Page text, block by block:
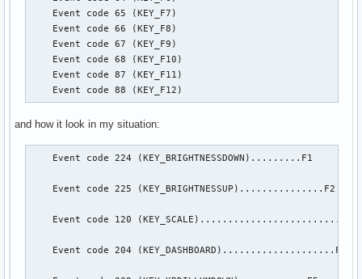
Event: time 1767797802.474574, type 1 (EV_KEY), code
Event: time 1767797802.474574, --------------
Event: time 1767797802.557600, type 4 (EV_MSC), code 4
Event: time 1767797802.557600, type 1 (EV_KEY), code 204
Event: time 1767797802.557600, --------------
Event: time 1767797803.704634, type 1 (EV_KEY), code
Event: time 1767797803.765570, type 4 (EV_MSC), code 4
Event: time 1767797803.765570, --------------
Event: time 1767797804.642565, type 1 (EV_KEY), code
    Event code 65 (KEY_F7)
    Event code 66 (KEY_F8)
    Event code 67 (KEY_F9)
    Event code 68 (KEY_F10)
    Event code 87 (KEY_F11)
    Event code 88 (KEY_F12)
and how it look in my situation:
    Event code 224 (KEY_BRIGHTNESSDOWN).........F1
    Event code 225 (KEY_BRIGHTNESSUP)...............F2
Event code 120
    Event code 204 (KEY_DASHBOARD)....................F4